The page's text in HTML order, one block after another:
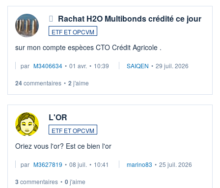
Rachat H2O Multibonds crédité ce jour
ETF ET OPCVM
sur mon compte espèces CTO Crédit Agricole .
par M3406634 • 01 avr. • 10:39 SAIQEN • 29 juil. 2026
24commentaires • 2 j'aime
L'OR
ETF ET OPCVM
Oriez vous l'or? Est ce bien l'or
par M3627819 • 08 juil. • 10:41 marino83 • 25 juil. 2026
3 commentaires • 0j'aime